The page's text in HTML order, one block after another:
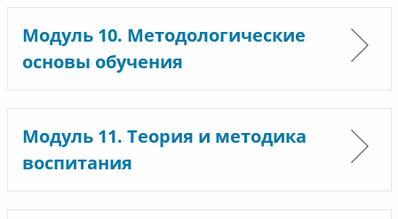
Модуль 10. Методологические
основы обучения
Модуль 11. Теория и методика
воспитания